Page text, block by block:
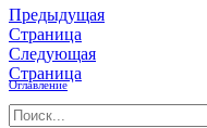
Предыдущая
Страница
Следующая
Страница
Оглавление